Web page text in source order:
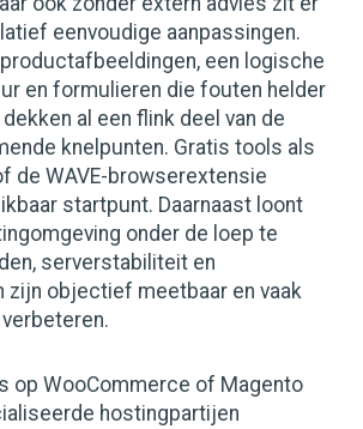
eenvoudige aanpassingen.
een logische
en formulieren die fouten helder
al een flink deel van de
knelpunten. Gratis tools als
de WAVE-browserextensie
startpunt. Daarnaast loont
onder de loep te
serverstabiliteit en
zijn objectief meetbaar en vaak
op WooCommerce of Magento
hostingpartijen